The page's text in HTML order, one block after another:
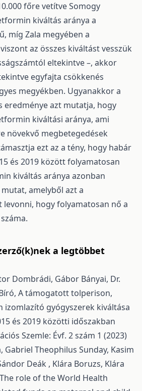
főre vetítve Somogy
kiváltás aránya a
míg Zala megyében a
az összes kiváltást vesszük
eltekintve –, akkor
egyfajta csökkenés
megyékben. Ugyanakkor a
eredménye azt mutatja, hogy
kiváltási aránya, ami
növekvő megbetegedések
ezt az a tény, hogy habár
és 2019 között folyamatosan
kiváltás aránya azonban
amelyből azt a
hogy folyamatosan nő a
a legtöbbet
Dombrádi, Gábor Bányai, Dr.
A támogatott tolperison,
izomlazító gyógyszerek kiváltása
és 2019 közötti időszakban
Szemle: Évf. 2 szám 1 (2023)
Gabriel Theophilus Sunday, Kasim
Deák , Klára Boruzs, Klára
The role of the World Health